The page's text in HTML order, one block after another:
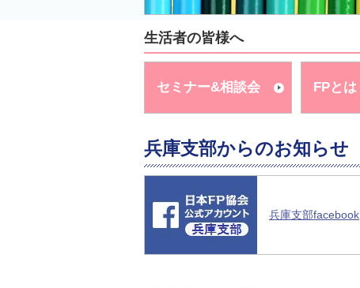
生活者の皆様へ
セミナー&相談会 FPとは
兵庫支部からのお知らせ
兵庫支部facebook